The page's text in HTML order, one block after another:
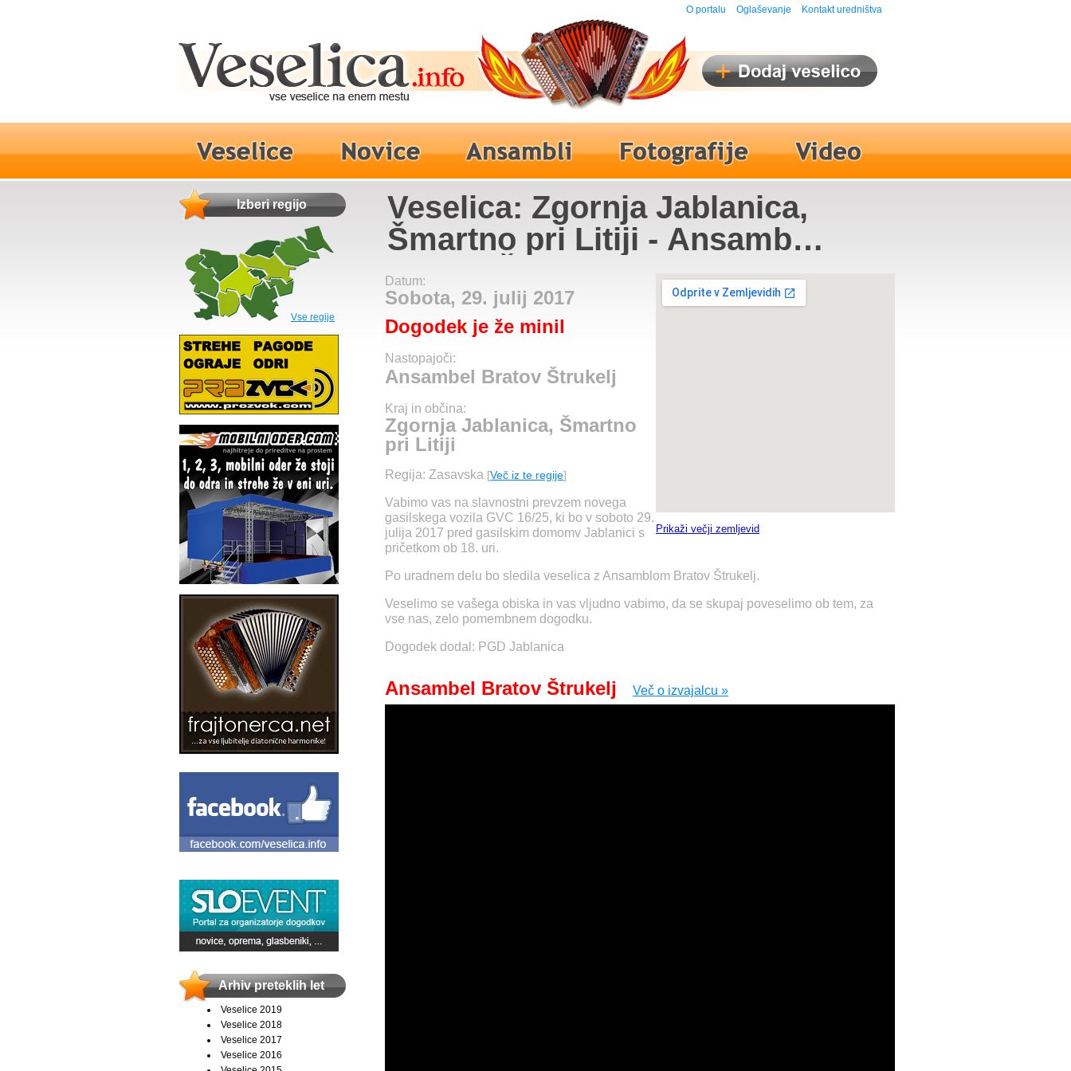
O portalu Oglaševanje Kontakt uredništva
Izberi regijo
Vse regije
Arhiv preteklih let
Veselice 2019
Veselice 2018
Veselice 2017
Veselice 2016
Veselica: Zgornja Jablanica,
Šmartno pri Litiji - Ansambel
Bratov Štrukelj
Prikaži večji zemljevid
Datum:
Sobota, 29. julij 2017
Dogodek je že minil
Nastopajoči:
Ansambel Bratov Štrukelj
Kraj in občina:
Zgornja Jablanica, Šmartno
pri Litiji
Regija: Zasavska [Več iz te regije]
Vabimo vas na slavnostni prevzem novega
gasilskega vozila GVC 16/25, ki bo v soboto 29.
julija 2017 pred gasilskim domomv Jablanici s
pričetkom ob 18. uri.
Po uradnem delu bo sledila veselica z Ansamblom Bratov Štrukelj.
Veselimo se vašega obiska in vas vljudno vabimo, da se skupaj poveselimo ob tem, za
vse nas, zelo pomembnem dogodku.
Dogodek dodal: PGD Jablanica
Ansambel Bratov Štrukelj Več o izvajalcu »